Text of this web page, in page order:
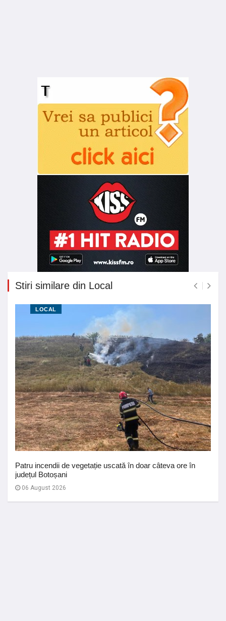
Stiri similare din Local
LOCAL
Patru incendii de vegetație uscată în doar câteva ore în
județul Botoșani
06 August 2026